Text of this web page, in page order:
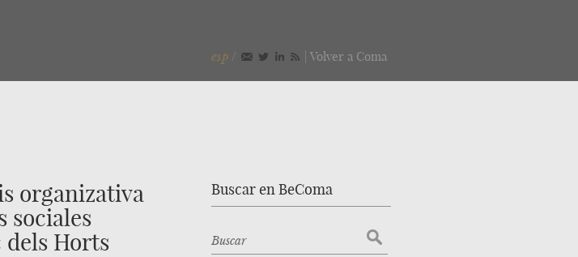
esp/ Volver a Coma
organizativa
sociales
dels Horts
Buscar en BeComa